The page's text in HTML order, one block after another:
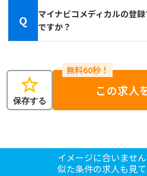
Q
マイナビコメディカルの登
ですか？
star
保存する
この求人
イメージに合いませ
似た条件の求人も見